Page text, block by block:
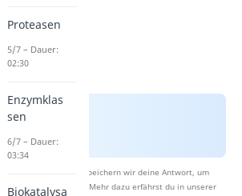
Nach Beantwortung speichern wir deine Antwort, um
Studyflix zu verbessern. Mehr dazu erfährst du in unserer
Proteasen
5/7 – Dauer:
02:30
Enzymklas
sen
6/7 – Dauer:
03:34
Biokatalysa